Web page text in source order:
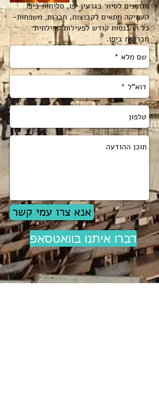
מוזמנים לסיור בגרעין יפו, סליחות ביפו
העתיקה מתאים לקבוצות, חברות, משפחות-
כל ההכנסות קודש לפעילות קהילתית
חברתית ביפו.
אנא צרו עמי קשר
דברו איתנו בוואטסאפ